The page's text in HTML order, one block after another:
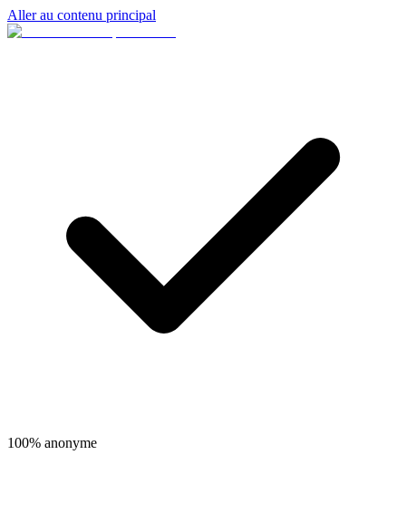
Aller au contenu principal
100% anonyme